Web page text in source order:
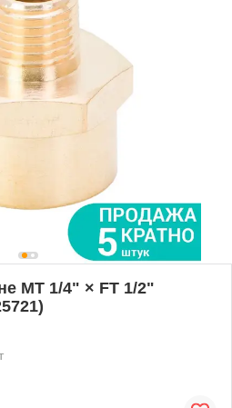
MT 1/4" × FT 1/2"